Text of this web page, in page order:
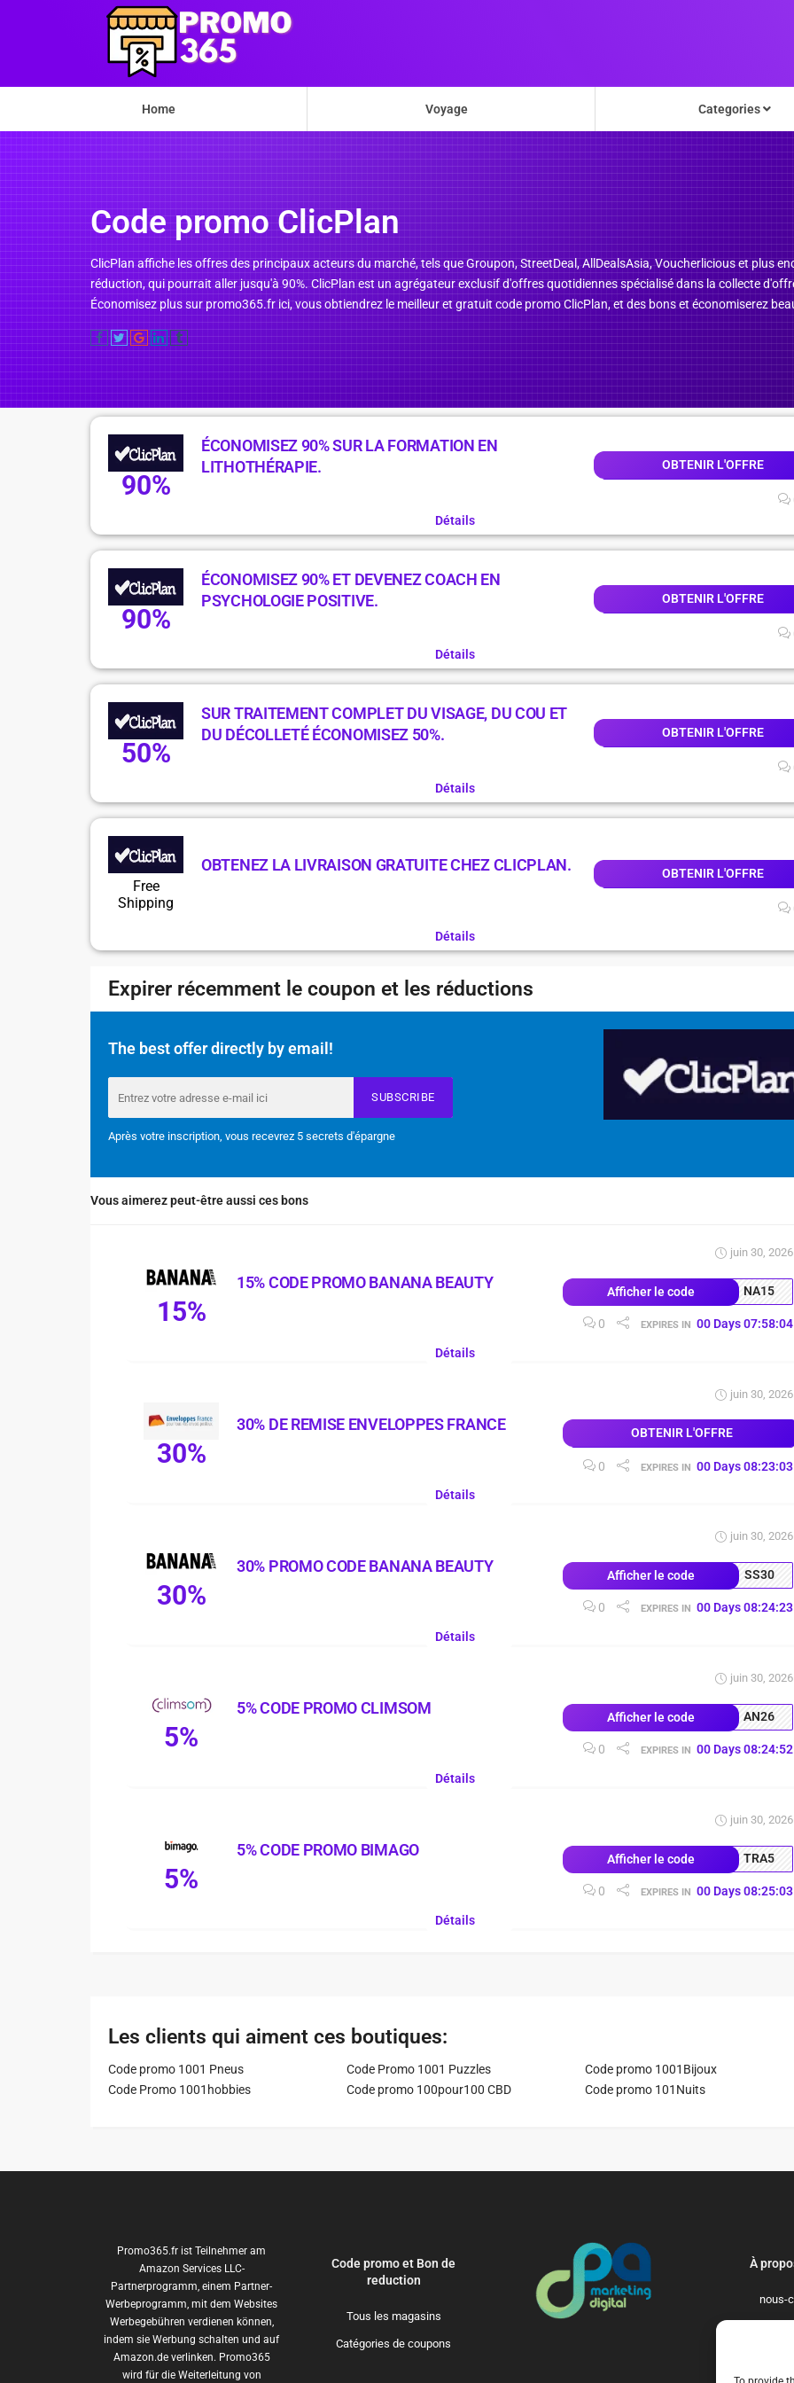
Home Voyage Categories
Code promo ClicPlan
ClicPlan affiche les offres des principaux acteurs du marché, tels que Groupon, StreetDeal, AllDealsAsia, Voucherlicious et plus
réduction, qui pourrait aller jusqu'à 90%. ClicPlan est un agrégateur exclusif d'offres quotidiennes spécialisé dans la collecte
Économisez plus sur promo365.fr ici, vous obtiendrez le meilleur et gratuit code promo ClicPlan, et des bons et économiserez
90%
ÉCONOMISEZ 90% SUR LA FORMATION EN
LITHOTHÉRAPIE.
OBTENIR L'OFFRE
Détails
90%
ÉCONOMISEZ 90% ET DEVENEZ COACH EN
PSYCHOLOGIE POSITIVE.
OBTENIR L'OFFRE
Détails
50%
SUR TRAITEMENT COMPLET DU VISAGE, DU COU ET
DU DÉCOLLETÉ ÉCONOMISEZ 50%.
OBTENIR L'OFFRE
Détails
Free
Shipping
OBTENEZ LA LIVRAISON GRATUITE CHEZ CLICPLAN. OBTENIR L'OFFRE
Détails
Expirer récemment le coupon et les réductions
The best offer directly by email!
SUBSCRIBE
Après votre inscription, vous recevrez 5 secrets d'épargne
Vous aimerez peut-être aussi ces bons
15%
15% CODE PROMO BANANA BEAUTY
juin 30, 2026
Afficher le code NA15
0 EXPIRES IN 00 Days 07:58:03
Détails
30%
30% DE REMISE ENVELOPPES FRANCE
juin 30, 2026
OBTENIR L'OFFRE
0 EXPIRES IN 00 Days 08:23:02
Détails
30%
30% PROMO CODE BANANA BEAUTY
juin 30, 2026
Afficher le code SS30
0 EXPIRES IN 00 Days 08:24:22
Détails
5%
5% CODE PROMO CLIMSOM
juin 30, 2026
Afficher le code AN26
0 EXPIRES IN 00 Days 08:24:51
Détails
5%
5% CODE PROMO BIMAGO
juin 30, 2026
Afficher le code TRA5
0 EXPIRES IN 00 Days 08:25:02
Détails
Les clients qui aiment ces boutiques:
Code promo 1001 Pneus Code Promo 1001 Puzzles
Code promo 1001Bijoux
Code Promo 1001hobbies
Code promo 100pour100 CBD Code promo 101Nuits
Promo365.fr ist Teilnehmer am
Amazon Services LLC-
Partnerprogramm, einem Partner-
Werbeprogramm, mit dem Websites
Werbegebühren verdienen können,
indem sie Werbung schalten und auf
Amazon.de verlinken. Promo365
wird für die Weiterleitung von
Code promo et Bon de
reduction
Tous les magasins
Catégories de coupons
À
nous-